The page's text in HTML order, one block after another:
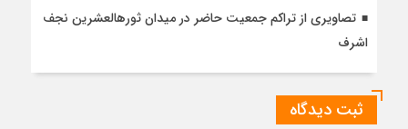
تصاویری از تراکم جمعیت حاضر در میدان ثورهالعشرین نجف
اشرف
ثبت دیدگاه